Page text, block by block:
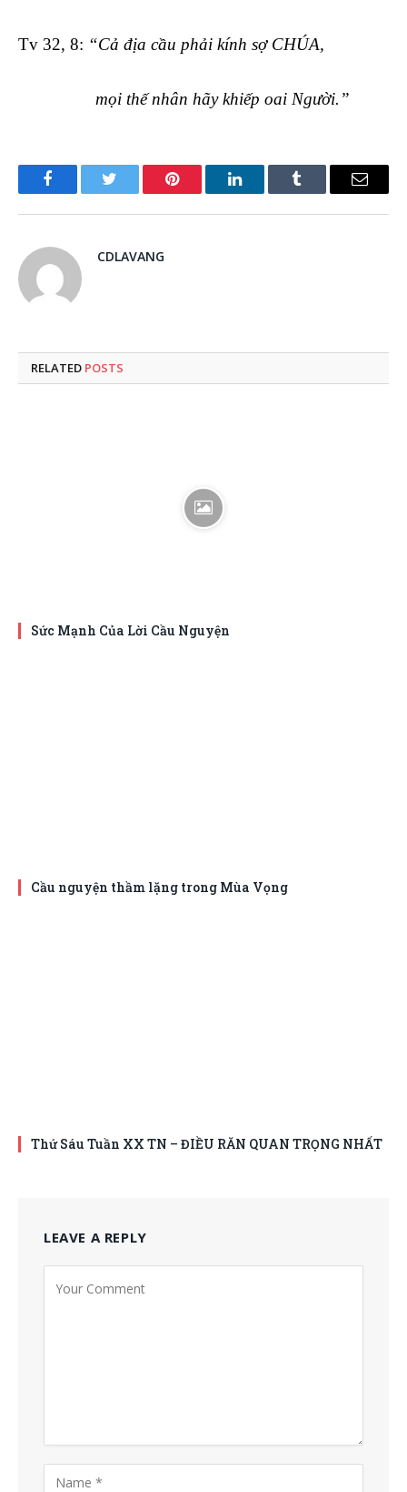
Tv 32, 8: “Cả địa cầu phải kính sợ CHÚA,
mọi thế nhân hãy khiếp oai Người.”
FacebookTwitter Pinterest LinkedInTumblr Email
CDLAVANG
RELATED POSTS
Sức Mạnh Của Lời Cầu Nguyện
Cầu nguyện thầm lặng trong Mùa Vọng
Thứ Sáu Tuần XX TN – ĐIỀU RĂN QUAN TRỌNG NHẤT
LEAVE A REPLY